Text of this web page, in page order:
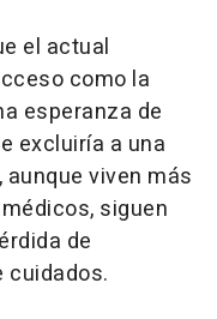
el actual
como la
esperanza de
excluiría a una
viven más
siguen
de
cuidados.